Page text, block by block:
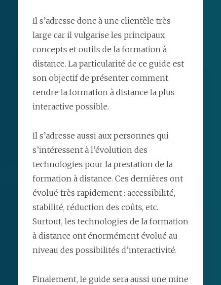
Il s’adresse donc à une clientèle très
large car il vulgarise les principaux
concepts et outils de la formation à
distance. La particularité de ce guide est
son objectif de présenter comment
rendre la formation à distance la plus
interactive possible.
Il s’adresse aussi aux personnes qui
s’intéressent à l’évolution des
technologies pour la prestation de la
formation à distance. Ces dernières ont
évolué très rapidement : accessibilité,
stabilité, réduction des coûts, etc.
Surtout, les technologies de la formation
à distance ont énormément évolué au
niveau des possibilités d’interactivité.
Finalement, le guide sera aussi une mine